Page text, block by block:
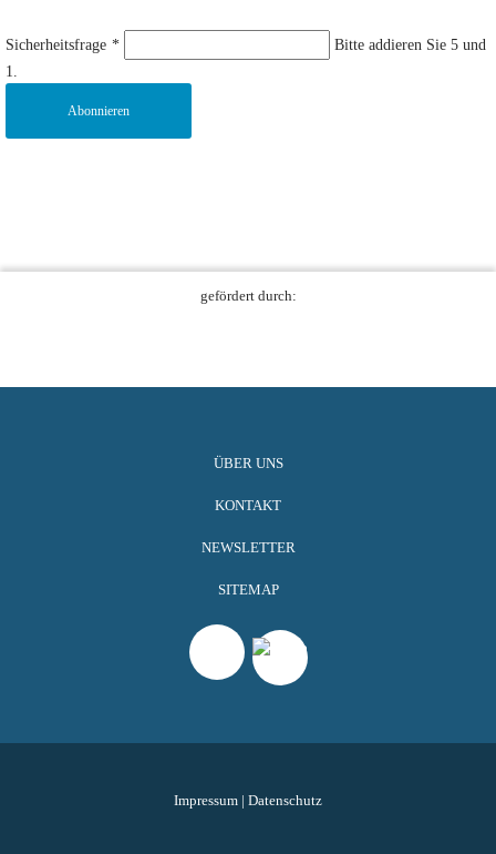
Sicherheitsfrage *
Bitte addieren Sie 5 und
1.
Abonnieren
gefördert durch:
ÜBER UNS
KONTAKT
NEWSLETTER
SITEMAP
Impressum | Datenschutz